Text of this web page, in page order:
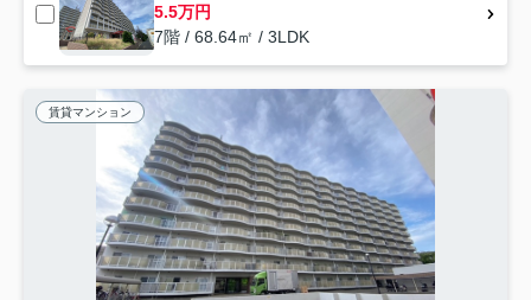
5.5万円
7階 / 68.64㎡ / 3LDK
賃貸マンション